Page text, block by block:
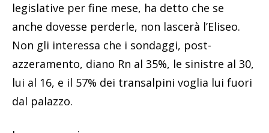
legislative per fine mese, ha detto che se
anche dovesse perderle, non lascerà l’Eliseo.
Non gli interessa che i sondaggi, post-
azzeramento, diano Rn al 35%, le sinistre al 30,
lui al 16, e il 57% dei transalpini voglia lui fuori
dal palazzo.